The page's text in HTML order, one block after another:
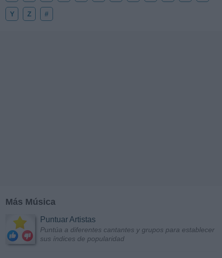
Y Z #
Más Música
Puntuar Artistas
Puntúa a diferentes cantantes y grupos para establecer
sus índices de popularidad